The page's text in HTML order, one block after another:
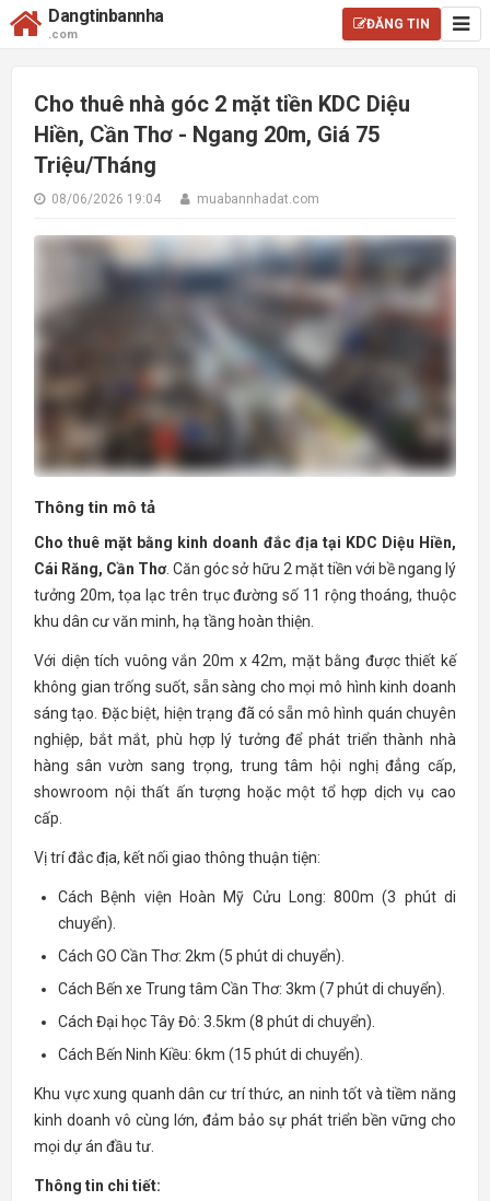
Dangtinbannha
.com
ĐĂNG TIN
Cho thuê nhà góc 2 mặt tiền KDC Diệu
Hiền, Cần Thơ - Ngang 20m, Giá 75
Triệu/Tháng
08/06/2026 19:04 muabannhadat.com
Thông tin mô tả
Cho thuê mặt bằng kinh doanh đắc địa tại KDC Diệu Hiền,
Cái Răng, Cần Thơ. Căn góc sở hữu 2 mặt tiền với bề ngang lý
tưởng 20m, tọa lạc trên trục đường số 11 rộng thoáng, thuộc
khu dân cư văn minh, hạ tầng hoàn thiện.
Với diện tích vuông vắn 20m x 42m, mặt bằng được thiết kế
không gian trống suốt, sẵn sàng cho mọi mô hình kinh doanh
sáng tạo. Đặc biệt, hiện trạng đã có sẵn mô hình quán chuyên
nghiệp, bắt mắt, phù hợp lý tưởng để phát triển thành nhà
hàng sân vườn sang trọng, trung tâm hội nghị đẳng cấp,
showroom nội thất ấn tượng hoặc một tổ hợp dịch vụ cao
cấp.
Vị trí đắc địa, kết nối giao thông thuận tiện:
Cách Bệnh viện Hoàn Mỹ Cửu Long: 800m (3 phút di
chuyển).
Cách GO Cần Thơ: 2km (5 phút di chuyển).
Cách Bến xe Trung tâm Cần Thơ: 3km (7 phút di chuyển).
Cách Đại học Tây Đô: 3.5km (8 phút di chuyển).
Cách Bến Ninh Kiều: 6km (15 phút di chuyển).
Khu vực xung quanh dân cư trí thức, an ninh tốt và tiềm năng
kinh doanh vô cùng lớn, đảm bảo sự phát triển bền vững cho
mọi dự án đầu tư.
Thông tin chi tiết: